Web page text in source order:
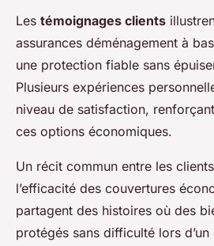
Les témoignages clients
assurances déménagement à
une protection fiable sans
Plusieurs expériences
niveau de satisfaction,
ces options économiques.
Un récit commun entre les
l’efficacité des couvertures
partagent des histoires où des
protégés sans difficulté lors